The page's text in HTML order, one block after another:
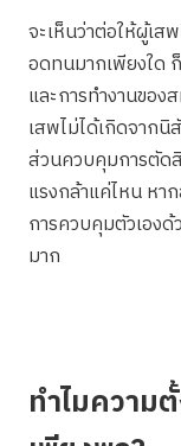
จะเห็นว่าต่อให้ผู้เ
อดทนมากเพียงใด
และการทำงานขอ
เสพไม่ได้เกิดจาก
ส่วนควบคุมการตัด
แรงกล้าแค่ไหน ห
การควบคุมตัวเองด้
มาก
ทำไมความ